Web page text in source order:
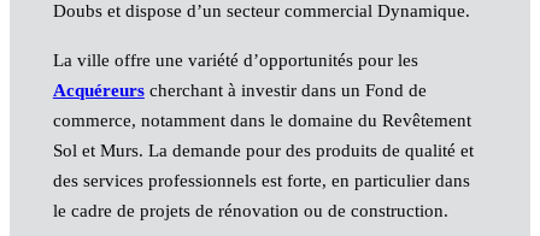
Doubs et dispose d’un secteur commercial Dynamique.
La ville offre une variété d’opportunités pour les
Acquéreurscherchant à investir dans un Fond de
commerce, notamment dans le domaine du Revêtement
Sol et Murs. La demande pour des produits de qualité et
des services professionnels est forte, en particulier dans
le cadre de projets de rénovation ou de construction.